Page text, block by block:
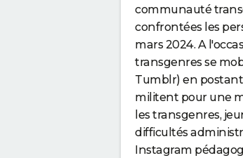
communauté
confrontées les
mars 2024. A
transgenres se
Tumblr) en postant
militent pour une
les transgenres,
difficultés
Instagram